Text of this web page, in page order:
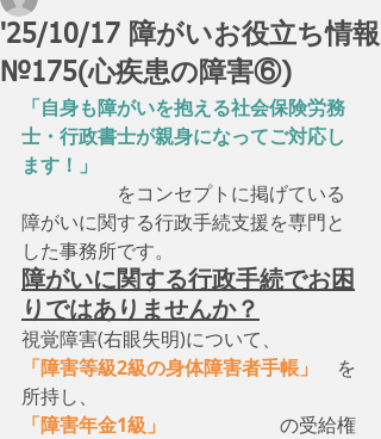
'25/10/17 障がいお役立ち情報
№175(心疾患の障害⑥)
「自身も障がいを抱える社会保険労務
士・行政書士が親身になってご対応し
ます！」
をコンセプトに掲げている
障がいに関する行政手続支援を専門と
した事務所です。
障がいに関する行政手続でお困
りではありませんか？
視覚障害(右眼失明)について、
「障害等級2級の身体障害者手帳」
を
所持し、
「障害年金1級」
の受給権